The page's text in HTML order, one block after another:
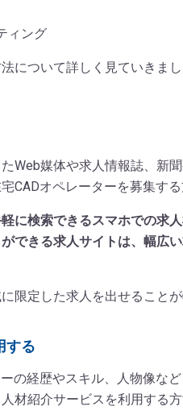
ィング
について詳しく見ていきま
Web媒体や求人情報誌、新
CADオペレーターを募集す
に検索できるスマホでの求
できる求人サイトは、幅広
限定した求人を出せること
する
の経歴やスキル、人物像な
材紹介サービスを利用する